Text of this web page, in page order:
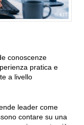
KIT
conoscenze
pratica e
a livello
leader come
contare su una